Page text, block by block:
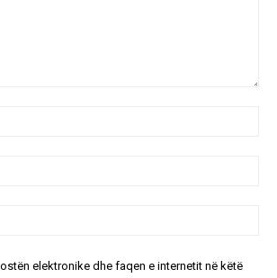
elektronike dhe faqen e internetit në këtë